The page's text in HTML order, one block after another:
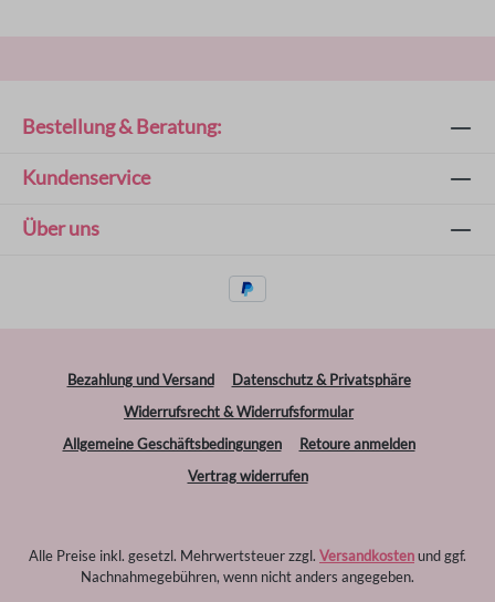
Bestellung & Beratung:
Kundenservice
Über uns
Bezahlung und Versand
Datenschutz & Privatsphäre
Widerrufsrecht & Widerrufsformular
Allgemeine Geschäftsbedingungen
Retoure anmelden
Vertrag widerrufen
Alle Preise inkl. gesetzl. Mehrwertsteuer zzgl. Versandkostenund ggf.
Nachnahmegebühren, wenn nicht anders angegeben.